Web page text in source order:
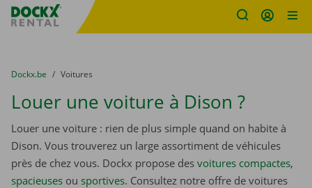
sitename
You are here:
du
Dockx.be to
Voitures
Louer une voiture à Dison ?
Louer une voiture : rien de plus simple quand on habite à
Dison. Vous trouverez un large assortiment de véhicules
près de chez vous. Dockx propose des voitures compactes,
spacieuses ou sportives. Consultez notre offre de voitures